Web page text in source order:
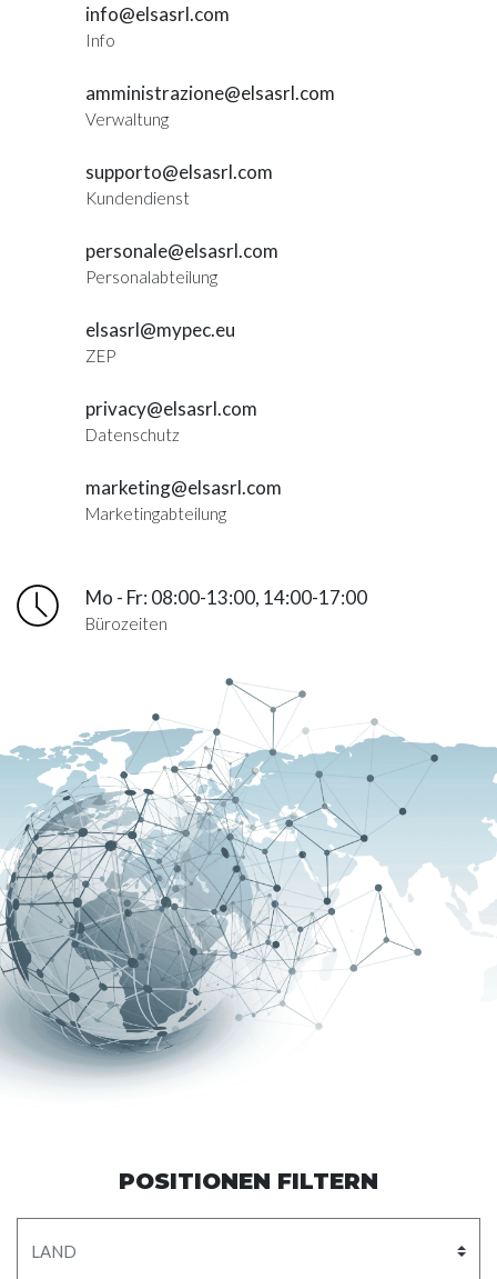
info@elsasrl.com
Info
amministrazione@elsasrl.com
Verwaltung
supporto@elsasrl.com
Kundendienst
personale@elsasrl.com
Personalabteilung
elsasrl@mypec.eu
ZEP
privacy@elsasrl.com
Datenschutz
marketing@elsasrl.com
Marketingabteilung
Mo - Fr: 08:00-13:00, 14:00-17:00
Bürozeiten
POSITIONEN FILTERN